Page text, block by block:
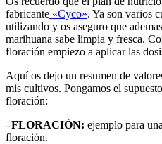
fabricante «Cyco». Ya son varios
utilizando y os aseguro que
marihuana sabe limpia y fresca.
floración empiezo a aplicar las
Aquí os dejo un resumen de
mis cultivos. Pongamos el
floración:
–FLORACIÓN: ejemplo para
floración.